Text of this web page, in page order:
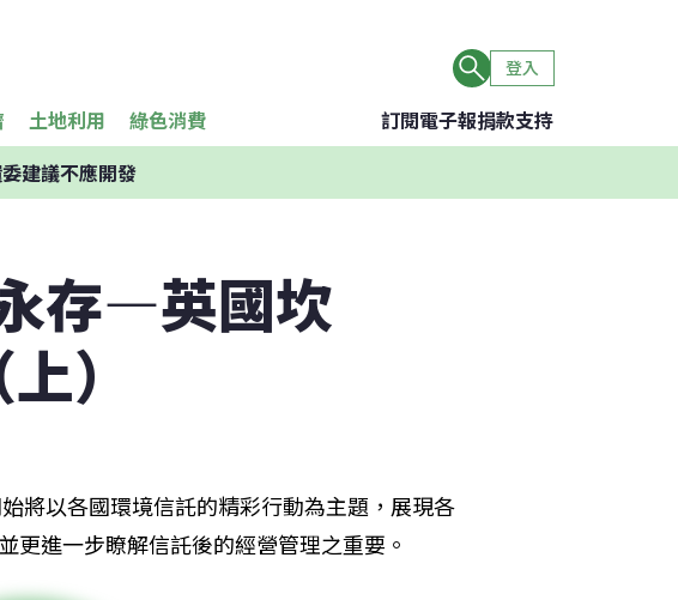
登入
土地利用 綠色消費 訂閱電子報捐款支持
建議不應開發
存—英國坎
）
將以各國環境信託的精彩行動為主題，展現各
更進一步瞭解信託後的經營管理之重要。